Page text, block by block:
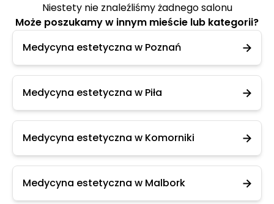
Niestety nie znaleźliśmy żadnego salonu
Może poszukamy w innym mieście lub kategorii?
Medycyna estetyczna w Poznań
Medycyna estetyczna w Piła
Medycyna estetyczna w Komorniki
Medycyna estetyczna w Malbork